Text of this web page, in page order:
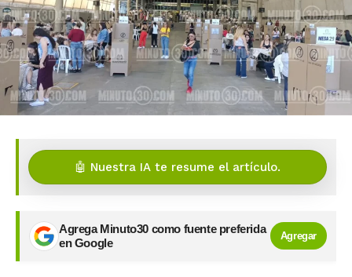
🤖 Nuestra IA te resume el artículo.
Agrega Minuto30 como fuente preferida
en Google
Agregar